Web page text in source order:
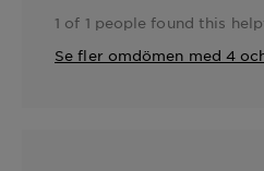
1 of 1 people found this
Se fler omdömen med 4